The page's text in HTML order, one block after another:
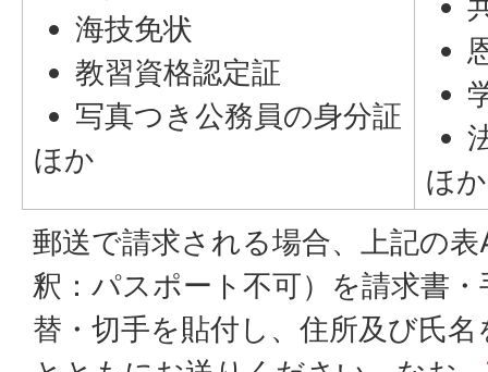
海技免状
教習資格認定証
写真つき公務員の身分証
ほか
ほか
郵送で請求される場合、上記の
釈：パスポート不可）を請求書
替・切手を貼付し、住所及び氏